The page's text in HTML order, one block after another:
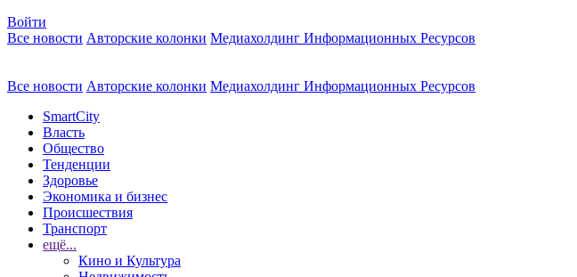
Войти
Все новости Авторские колонки Медиахолдинг Информационных Ресурсов
Все новости Авторские колонки Медиахолдинг Информационных Ресурсов
SmartCity
Власть
Общество
Тенденции
Здоровье
Экономика и бизнес
Происшествия
Транспорт
ещё...
Кино и Культура